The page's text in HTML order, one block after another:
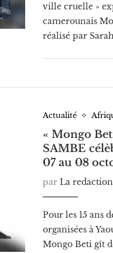
ville cruelle »
camerounais
réalisé par
Actualité
« Mongo
SAMBE
07 au 08
par La redaction
Pour les 15 ans
organisées à
Mongo Beti gît